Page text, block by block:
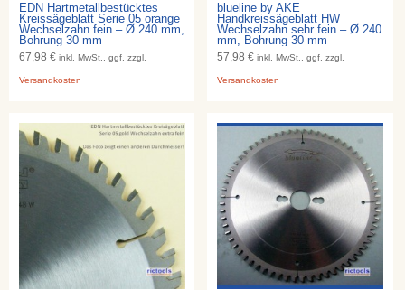
EDN Hartmetallbestücktes
Kreissägeblatt Serie 05 orange
Wechselzahn fein – Ø 240 mm,
Bohrung 30 mm
67,98 € inkl. MwSt., ggf. zzgl.
Versandkosten
blueline by AKE
Handkreissägeblatt HW
Wechselzahn sehr fein – Ø 240
mm, Bohrung 30 mm
57,98 €inkl. MwSt., ggf. zzgl.
Versandkosten